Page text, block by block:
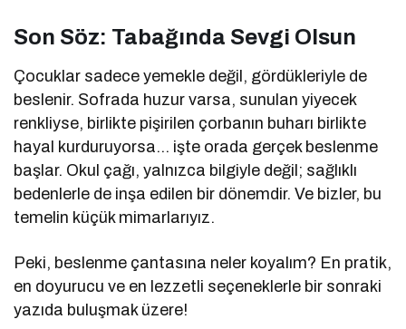
Son Söz: Tabağında Sevgi Olsun
Çocuklar sadece yemekle değil, gördükleriyle de
beslenir. Sofrada huzur varsa, sunulan yiyecek
renkliyse, birlikte pişirilen çorbanın buharı birlikte
hayal kurduruyorsa… işte orada gerçek beslenme
başlar. Okul çağı, yalnızca bilgiyle değil; sağlıklı
bedenlerle de inşa edilen bir dönemdir. Ve bizler, bu
temelin küçük mimarlarıyız.
Peki, beslenme çantasına neler koyalım? En pratik,
en doyurucu ve en lezzetli seçeneklerle bir sonraki
yazıda buluşmak üzere!